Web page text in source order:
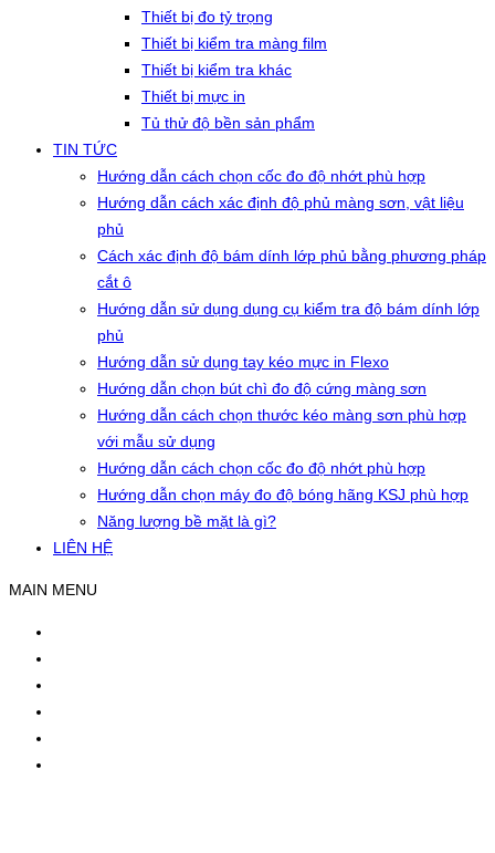
Thiết bị đo tỷ trọng
Thiết bị kiểm tra màng film
Thiết bị kiểm tra khác
Thiết bị mực in
Tủ thử độ bền sản phẩm
TIN TỨC
Hướng dẫn cách chọn cốc đo độ nhớt phù hợp
Hướng dẫn cách xác định độ phủ màng sơn, vật liệu
phủ
Cách xác định độ bám dính lớp phủ bằng phương pháp
cắt ô
Hướng dẫn sử dụng dụng cụ kiểm tra độ bám dính lớp
phủ
Hướng dẫn sử dụng tay kéo mực in Flexo
Hướng dẫn chọn bút chì đo độ cứng màng sơn
Hướng dẫn cách chọn thước kéo màng sơn phù hợp
với mẫu sử dụng
Hướng dẫn cách chọn cốc đo độ nhớt phù hợp
Hướng dẫn chọn máy đo độ bóng hãng KSJ phù hợp
Năng lượng bề mặt là gì?
LIÊN HỆ
MAIN MENU